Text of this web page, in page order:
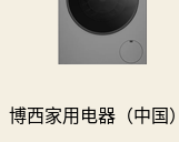
博西家用电器（中国）